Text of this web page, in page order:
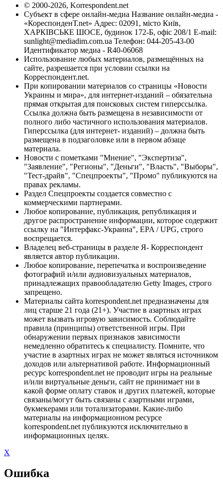
© 2000-2026, Korrespondent.net
Субъект в сфере онлайн-медиа Название онлайн-медиа -
«КореспонденТ.net» Адрес: 02091, місто Київ,
ХАРКІВСЬКЕ ШОСЕ, будинок 172-Б, офіс 208/1 E-mail:
sunlight@mediadim.com.ua Телефон: 044-205-43-00
Идентификатор медиа - R40-06068
Использование любых материалов, размещённых на
сайте, разрешается при условии ссылки на
Корреспондент.net.
При копировании материалов со страницы «Новости
Украины и мира», для интернет-изданий – обязательна
прямая открытая для поисковых систем гиперссылка.
Ссылка должна быть размещена в независимости от
полного либо частичного использования материалов.
Гиперссылка (для интернет- изданий) – должна быть
размещена в подзаголовке или в первом абзаце
материала.
Новости с пометками "Мнение", "Экспертиза",
"Заявление", "Регионы", "Деньги", "Власть", "Выборы",
"Тест-драйв", "Спецпроекты", "Промо" публикуются на
правах рекламы.
Раздел Спецпроекты создается совместно с
коммерческими партнерами.
Любое копирование, публикация, републикация и
другое распространение информации, которое содержит
ссылку на "Интерфакс-Украина", EPA / UPG, строго
воспрещается.
Владелец веб-страницы в разделе Я- Корреспондент
является автор публикации.
Любое копирование, перепечатка и воспроизведение
фотографий и/или аудиовизуальных материалов,
принадлежащих правообладателю Getty Images, строго
запрещено.
Материалы сайта korrespondent.net предназначены для
лиц старше 21 года (21+). Участие в азартных играх
может вызвать игровую зависимость. Соблюдайте
правила (принципы) ответственной игры. При
обнаружении первых признаков зависимости
немедленно обратитесь к специалисту. Помните, что
участие в азартных играх не может являться источником
доходов или альтернативой работе. Информационный
ресурс korrespondent.net не проводит игры на реальные
и/или виртуальные деньги, сайт не принимает ни в
какой форме оплату ставок и других платежей, которые
связаны/могут быть связаны с азартными играми,
букмекерами или тотализаторами. Какие-либо
материалы на информационном ресурсе
korrespondent.net публикуются исключительно в
информационных целях.
X
Ошибка